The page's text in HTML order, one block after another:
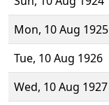
Mon, 10 Aug 1925
Tue, 10 Aug 1926
Wed, 10 Aug 1927